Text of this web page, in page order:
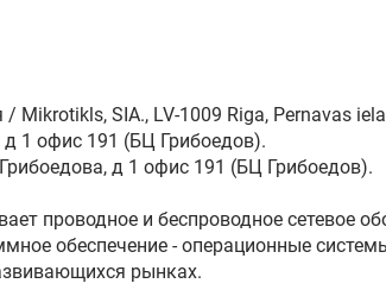
SIA., LV-1009 Riga, Pernavas
1 офис 191 (БЦ Грибоедов).
д 1 офис 191 (БЦ Грибоедов).
проводное и беспроводное сетевое
обеспечение - операционные
рынках.